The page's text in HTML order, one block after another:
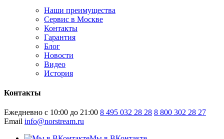
Наши преимущества
Сервис в Москве
Контакты
Гарантия
Блог
Новости
Видео
История
Контакты
Ежедневно с 10:00 до 21:00 8 495 032 28 28 8 800 302 28 27
Email info@norstream.ru